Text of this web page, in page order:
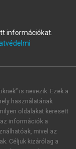
fiókot.
információkat.
is nevezik. Ezek a
használatának
oldalakat keresett
információk a
mivel az
Céljuk kizárólag a